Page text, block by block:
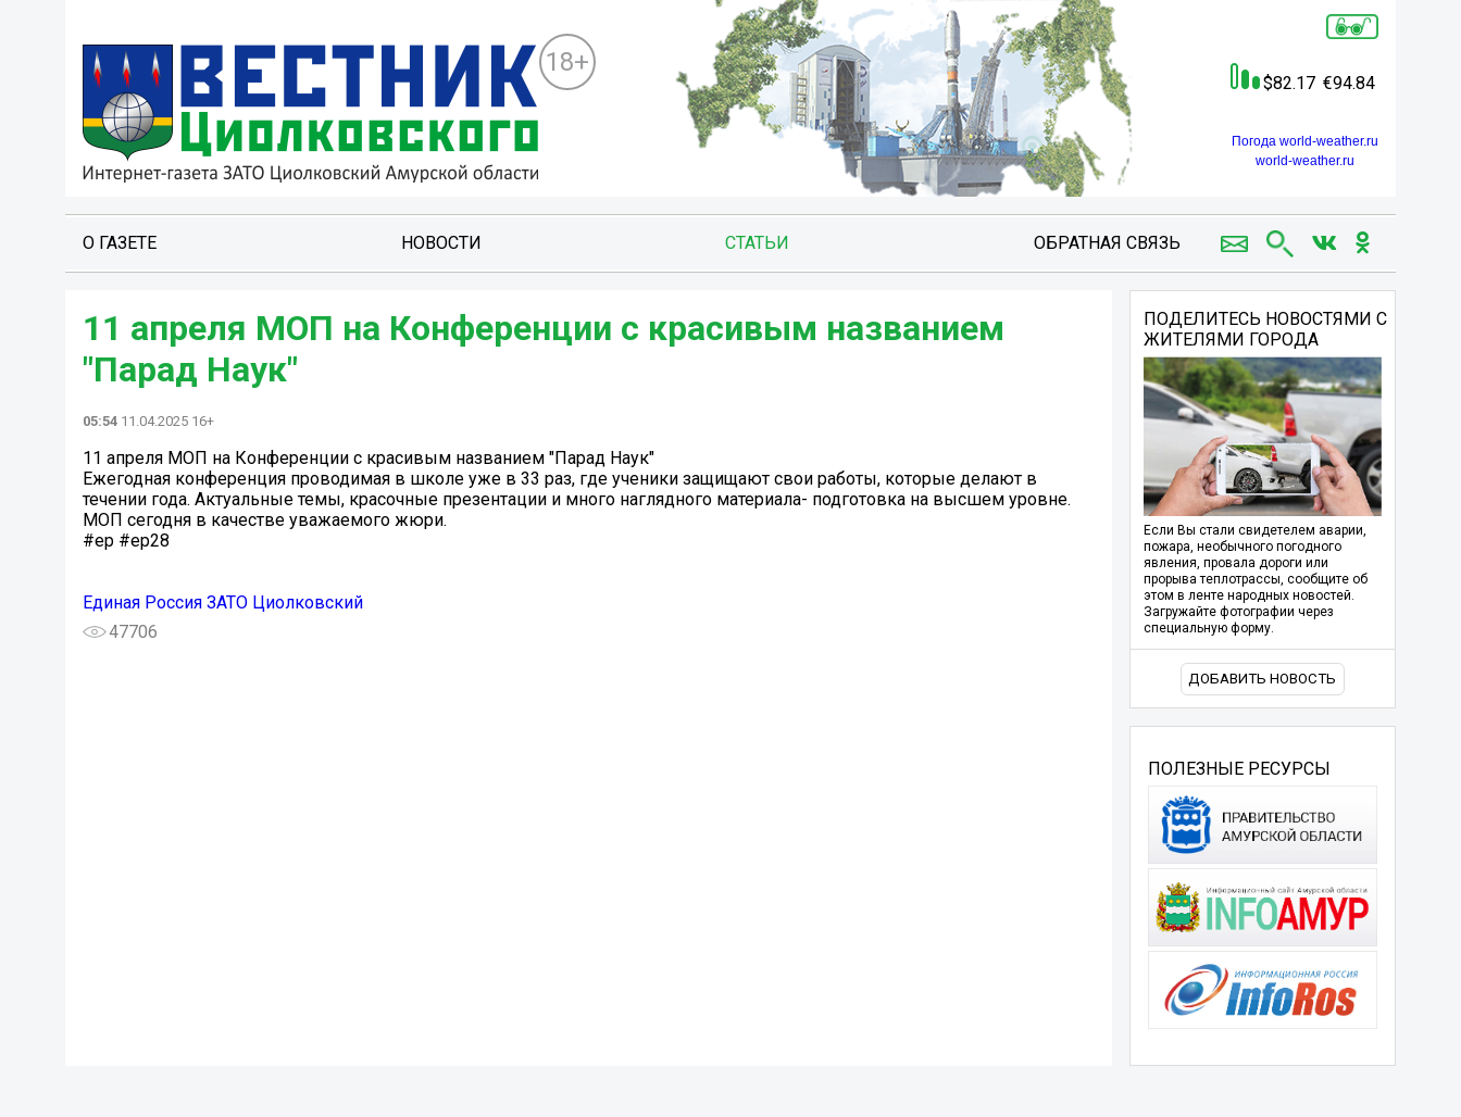
18+
82.17 94.84
Погода world-weather.ru
world-weather.ru
О ГАЗЕТЕ НОВОСТИ СТАТЬИ ОБРАТНАЯ СВЯЗЬ
11 апреля МОП на Конференции с красивым названием
"Парад Наук"
05:54 11.04.2025 16+
11 апреля МОП на Конференции с красивым названием "Парад Наук"
Ежегодная конференция проводимая в школе уже в 33 раз, где ученики защищают свои работы, которые делают в
течении года. Актуальные темы, красочные презентации и много наглядного материала- подготовка на высшем уровне.
МОП сегодня в качестве уважаемого жюри.
#ер #ер28
Единая Россия ЗАТО Циолковский
47706
ПОДЕЛИТЕСЬ НОВОСТЯМИ С
ЖИТЕЛЯМИ ГОРОДА
Если Вы стали свидетелем аварии,
пожара, необычного погодного
явления, провала дороги или
прорыва теплотрассы, сообщите об
этом в ленте народных новостей.
Загружайте фотографии через
специальную форму.
ДОБАВИТЬ НОВОСТЬ
ПОЛЕЗНЫЕ РЕСУРСЫ